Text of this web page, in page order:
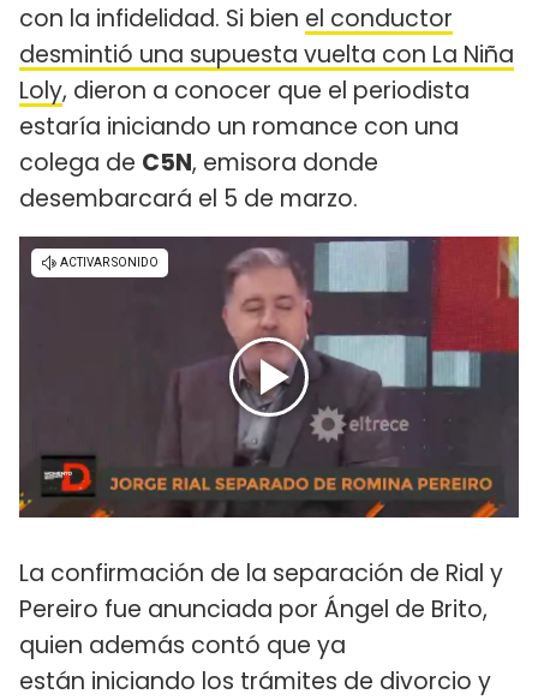
con la infidelidad. Si bien el conductor
desmintió una supuesta vuelta con La Niña
Loly, dieron a conocer que el periodista
estaría iniciando un romance con una
colega de C5N, emisora donde
desembarcará el 5 de marzo.
La confirmación de la separación de Rial y
Pereiro fue anunciada por Ángel de Brito,
quien además contó que ya
están iniciando los trámites de divorcio y